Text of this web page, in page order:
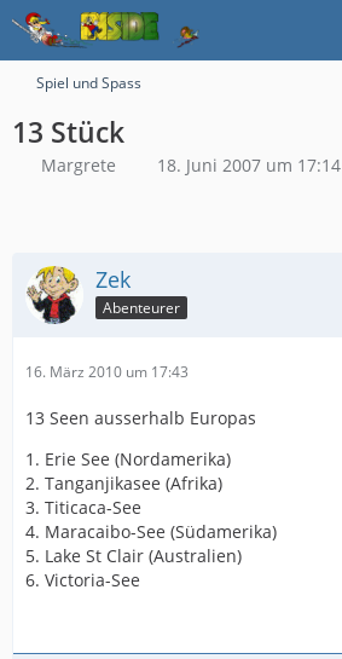
Spiel und Spass
13 Stück
Margrete 18. Juni 2007 um 17:14
Zek
Abenteurer
16. März 2010 um 17:43
13 Seen ausserhalb Europas
1. Erie See (Nordamerika)
2. Tanganjikasee (Afrika)
3. Titicaca-See
4. Maracaibo-See (Südamerika)
5. Lake St Clair (Australien)
6. Victoria-See